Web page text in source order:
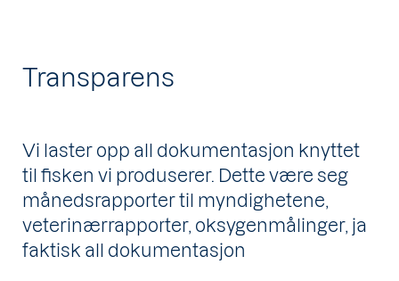
Transparens
Vi laster opp all dokumentasjon knyttet
til fisken vi produserer. Dette være seg
månedsrapporter til myndighetene,
veterinærrapporter, oksygenmålinger, ja
faktisk all dokumentasjon